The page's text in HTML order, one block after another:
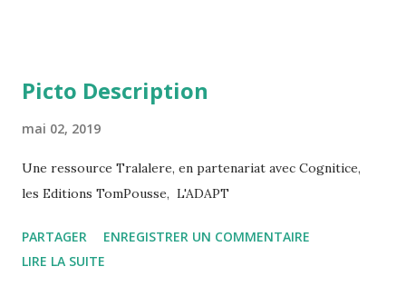
Picto Description
mai 02, 2019
Une ressource Tralalere, en partenariat avec Cognitice,
les Editions TomPousse, L'ADAPT
PARTAGER
ENREGISTRER UN COMMENTAIRE
LIRE LA SUITE